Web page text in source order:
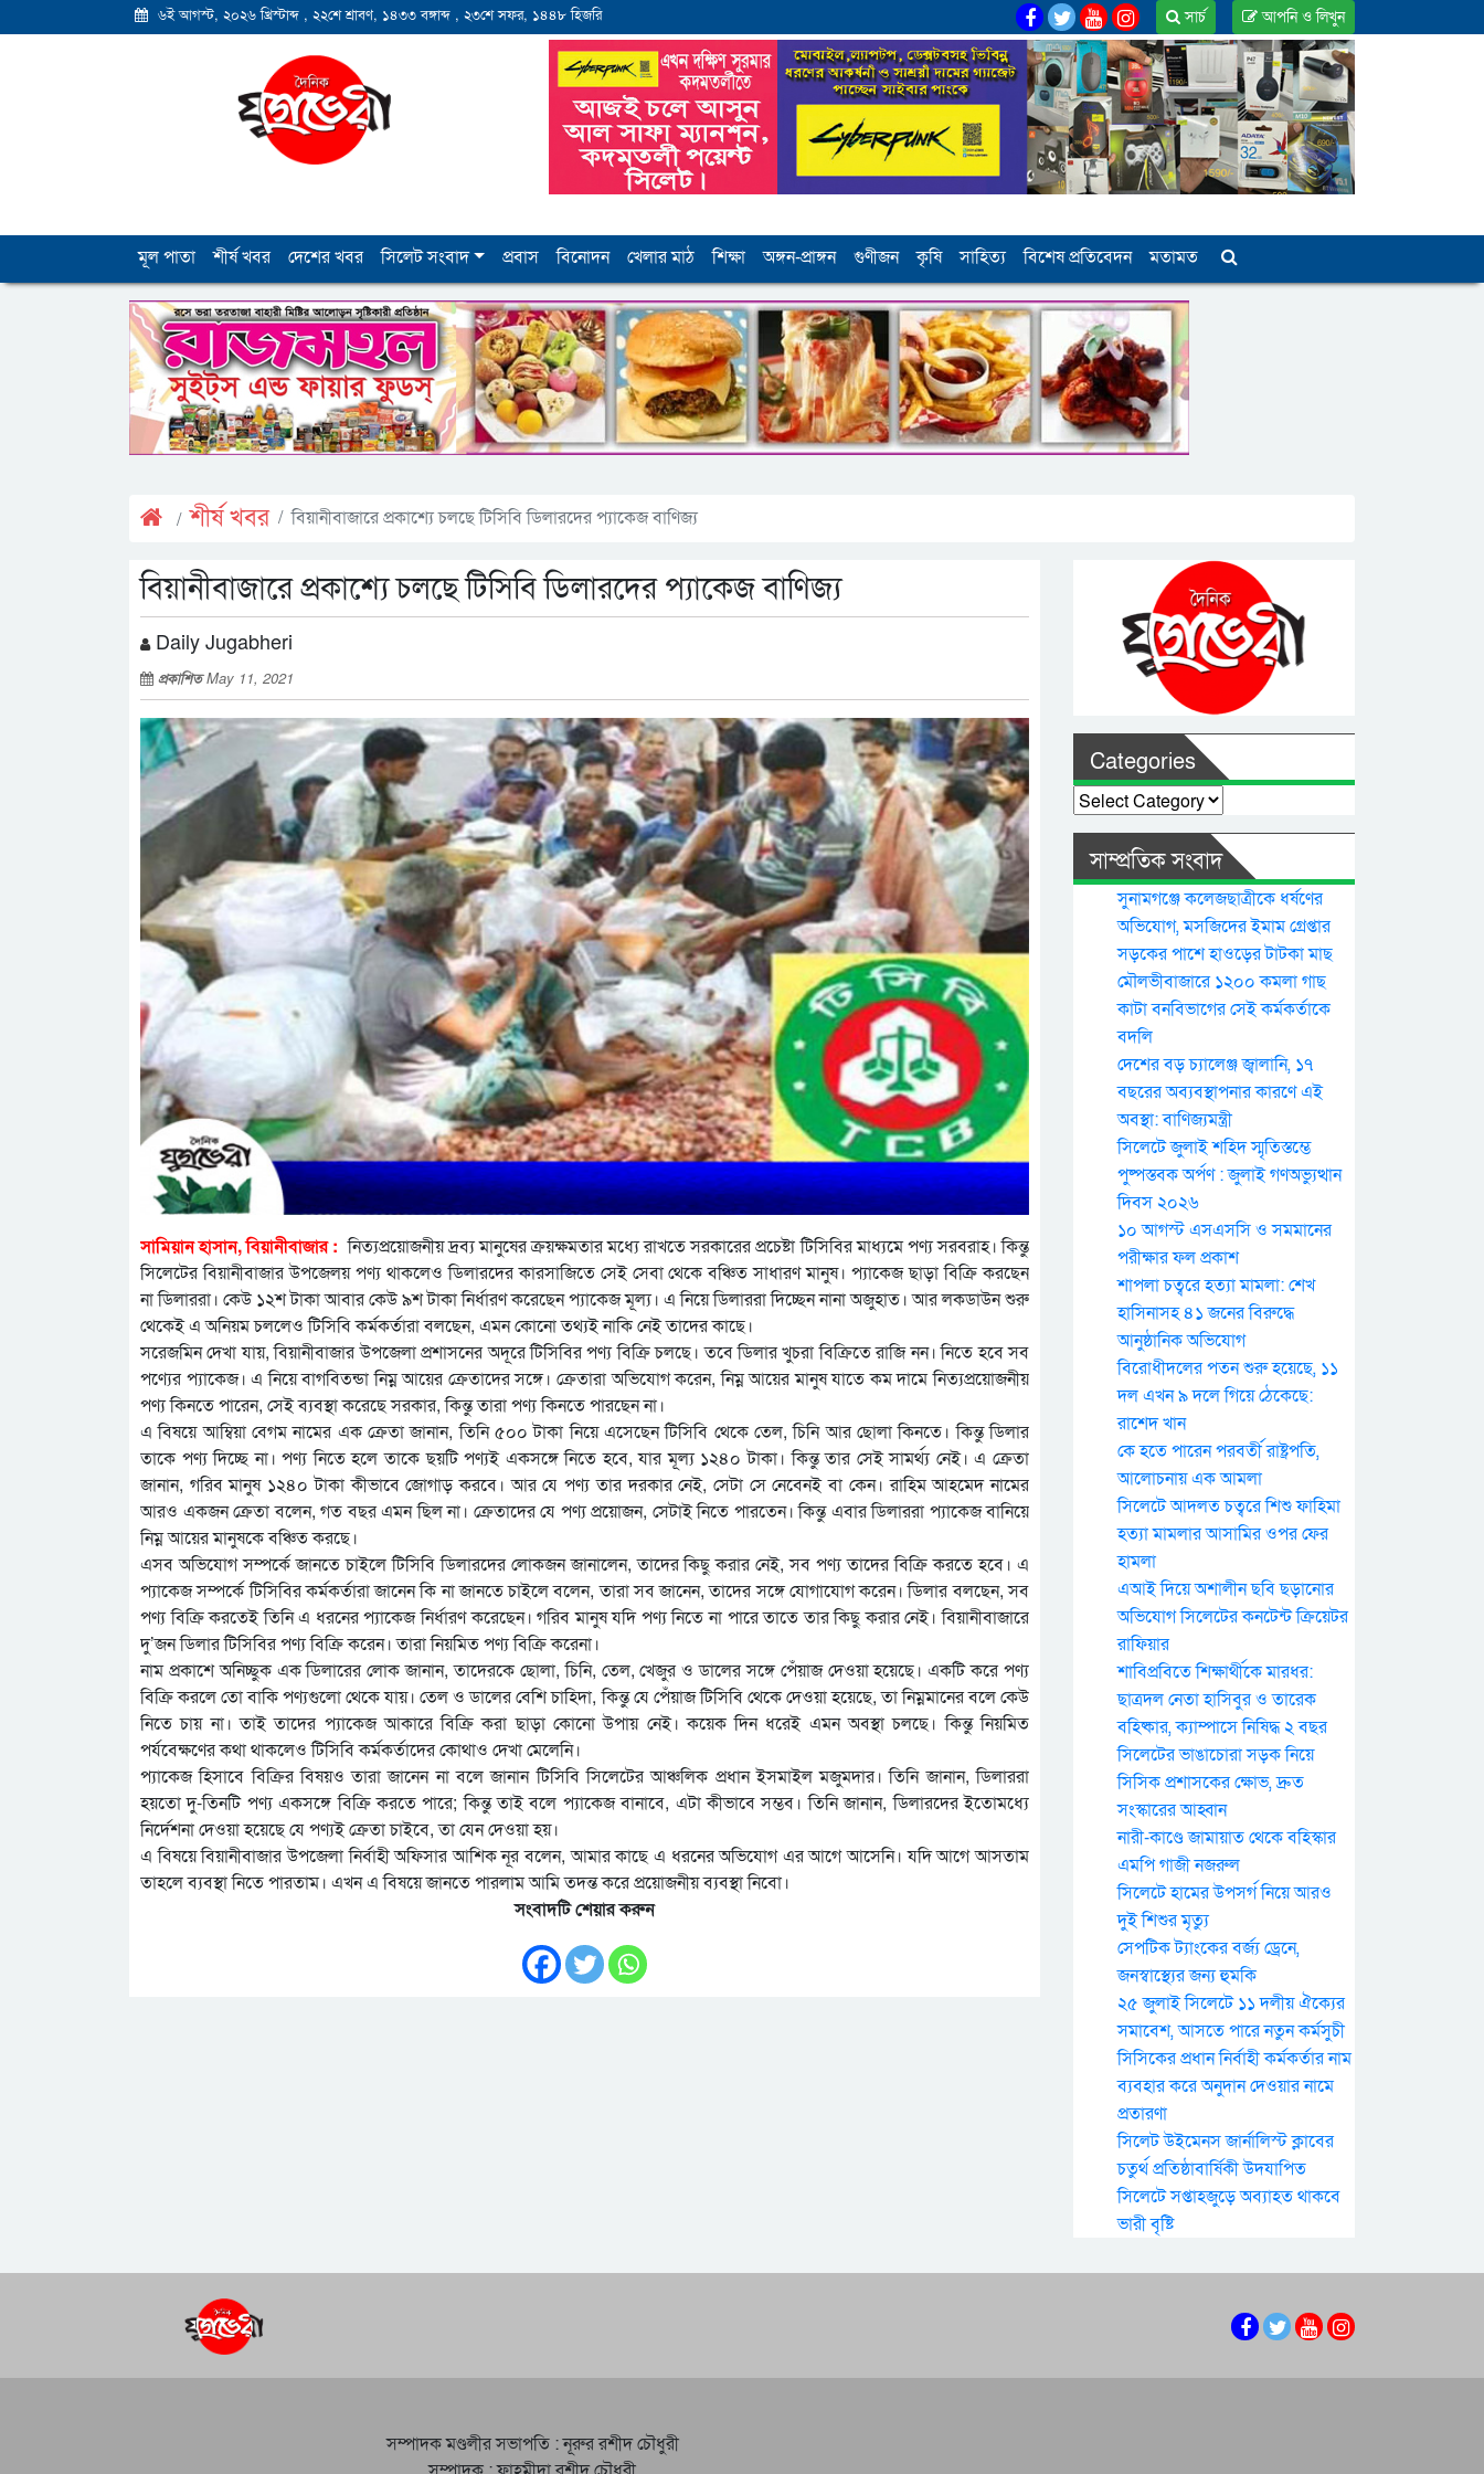
৬ই আগস্ট, ২০২৬ খ্রিস্টাব্দ , ২২শে শ্রাবণ, ১৪৩৩ বঙ্গাব্দ , ২৩শে সফর, ১৪৪৮ হিজরি আপনি ও লিখুন
সার্চ
মূল পাতা শীর্ষ খবর দেশের খবর সিলেট সংবাদ প্রবাস বিনোদন খেলার মাঠ শিক্ষা অঙ্গন-প্রাঙ্গন গুণীজন কৃষি সাহিত্য বিশেষ প্রতিবেদন মতামত
শীর্ষ খবর বিয়ানীবাজারে প্রকাশ্যে চলছে টিসিবি ডিলারদের প্যাকেজ বাণিজ্য
বিয়ানীবাজারে প্রকাশ্যে চলছে টিসিবি ডিলারদের প্যাকেজ বাণিজ্য
Daily Jugabheri
প্রকাশিতMay 11, 2021
সামিয়ান হাসান, বিয়ানীবাজার :নিত্যপ্রয়োজনীয় দ্রব্য মানুষের ক্রয়ক্ষমতার মধ্যে রাখতে সরকারের প্রচেষ্টা টিসিবির মাধ্যমে পণ্য সরবরাহ। কিন্তু
সিলেটের বিয়ানীবাজার উপজেলয় পণ্য থাকলেও ডিলারদের কারসাজিতে সেই সেবা থেকে বঞ্চিত সাধারণ মানুষ। প্যাকেজ ছাড়া বিক্রি করছেন
না ডিলাররা। কেউ ১২শ টাকা আবার কেউ ৯শ টাকা নির্ধারণ করেছেন প্যাকেজ মূল্য। এ নিয়ে ডিলাররা দিচ্ছেন নানা অজুহাত। আর লকডাউন শুরু
থেকেই এ অনিয়ম চললেও টিসিবি কর্মকর্তারা বলছেন, এমন কোনো তথ্যই নাকি নেই তাদের কাছে।
সরেজমিন দেখা যায়, বিয়ানীবাজার উপজেলা প্রশাসনের অদূরে টিসিবির পণ্য বিক্রি চলছে। তবে ডিলার খুচরা বিক্রিতে রাজি নন। নিতে হবে সব
পণ্যের প্যাকেজ। এ নিয়ে বাগবিতন্ডা নিম্ন আয়ের ক্রেতাদের সঙ্গে। ক্রেতারা অভিযোগ করেন, নিম্ন আয়ের মানুষ যাতে কম দামে নিত্যপ্রয়োজনীয়
পণ্য কিনতে পারেন, সেই ব্যবস্থা করেছে সরকার, কিন্তু তারা পণ্য কিনতে পারছেন না।
এ বিষয়ে আম্বিয়া বেগম নামের এক ক্রেতা জানান, তিনি ৫০০ টাকা নিয়ে এসেছেন টিসিবি থেকে তেল, চিনি আর ছোলা কিনতে। কিন্তু ডিলার
তাকে পণ্য দিচ্ছে না। পণ্য নিতে হলে তাকে ছয়টি পণ্যই একসঙ্গে নিতে হবে, যার মূল্য ১২৪০ টাকা। কিন্তু তার সেই সামর্থ্য নেই। এ ক্রেতা
জানান, গরিব মানুষ ১২৪০ টাকা কীভাবে জোগাড় করবে। আর যে পণ্য তার দরকার নেই, সেটা সে নেবেনই বা কেন। রাহিম আহমেদ নামের
আরও একজন ক্রেতা বলেন, গত বছর এমন ছিল না। ক্রেতাদের যে পণ্য প্রয়োজন, সেটাই নিতে পারতেন। কিন্তু এবার ডিলাররা প্যাকেজ বানিয়ে
নিম্ন আয়ের মানুষকে বঞ্চিত করছে।
এসব অভিযোগ সম্পর্কে জানতে চাইলে টিসিবি ডিলারদের লোকজন জানালেন, তাদের কিছু করার নেই, সব পণ্য তাদের বিক্রি করতে হবে। এ
প্যাকেজ সম্পর্কে টিসিবির কর্মকর্তারা জানেন কি না জানতে চাইলে বলেন, তারা সব জানেন, তাদের সঙ্গে যোগাযোগ করেন। ডিলার বলছেন, সব
পণ্য বিক্রি করতেই তিনি এ ধরনের প্যাকেজ নির্ধারণ করেছেন। গরিব মানুষ যদি পণ্য নিতে না পারে তাতে তার কিছু করার নেই। বিয়ানীবাজারে
দু’জন ডিলার টিসিবির পণ্য বিক্রি করেন। তারা নিয়মিত পণ্য বিক্রি করেনা।
নাম প্রকাশে অনিচ্ছুক এক ডিলারের লোক জানান, তাদেরকে ছোলা, চিনি, তেল, খেজুর ও ডালের সঙ্গে পেঁয়াজ দেওয়া হয়েছে। একটি করে পণ্য
বিক্রি করলে তো বাকি পণ্যগুলো থেকে যায়। তেল ও ডালের বেশি চাহিদা, কিন্তু যে পেঁয়াজ টিসিবি থেকে দেওয়া হয়েছে, তা নিম্নমানের বলে কেউ
নিতে চায় না। তাই তাদের প্যাকেজ আকারে বিক্রি করা ছাড়া কোনো উপায় নেই। কয়েক দিন ধরেই এমন অবস্থা চলছে। কিন্তু নিয়মিত
পর্যবেক্ষণের কথা থাকলেও টিসিবি কর্মকর্তাদের কোথাও দেখা মেলেনি।
প্যাকেজ হিসাবে বিক্রির বিষয়ও তারা জানেন না বলে জানান টিসিবি সিলেটের আঞ্চলিক প্রধান ইসমাইল মজুমদার। তিনি জানান, ডিলাররা
হয়তো দু-তিনটি পণ্য একসঙ্গে বিক্রি করতে পারে; কিন্তু তাই বলে প্যাকেজ বানাবে, এটা কীভাবে সম্ভব। তিনি জানান, ডিলারদের ইতোমধ্যে
নির্দেশনা দেওয়া হয়েছে যে পণ্যই ক্রেতা চাইবে, তা যেন দেওয়া হয়।
এ বিষয়ে বিয়ানীবাজার উপজেলা নির্বাহী অফিসার আশিক নূর বলেন, আমার কাছে এ ধরনের অভিযোগ এর আগে আসেনি। যদি আগে আসতাম
তাহলে ব্যবস্থা নিতে পারতাম। এখন এ বিষয়ে জানতে পারলাম আমি তদন্ত করে প্রয়োজনীয় ব্যবস্থা নিবো।
সংবাদটি শেয়ার করুন
Categories
Categories
সাম্প্রতিক সংবাদ
সুনামগঞ্জে কলেজছাত্রীকে ধর্ষণের
অভিযোগ, মসজিদের ইমাম গ্রেপ্তার
সড়কের পাশে হাওড়ের টাটকা মাছ
মৌলভীবাজারে ১২০০ কমলা গাছ
কাটা বনবিভাগের সেই কর্মকর্তাকে
বদলি
দেশের বড় চ্যালেঞ্জ জ্বালানি, ১৭
বছরের অব্যবস্থাপনার কারণে এই
অবস্থা: বাণিজ্যমন্ত্রী
সিলেটে জুলাই শহিদ স্মৃতিস্তম্ভে
পুষ্পস্তবক অর্পণ : জুলাই গণঅভ্যুত্থান
দিবস ২০২৬
১০ আগস্ট এসএসসি ও সমমানের
পরীক্ষার ফল প্রকাশ
শাপলা চত্বরে হত্যা মামলা: শেখ
হাসিনাসহ ৪১ জনের বিরুদ্ধে
আনুষ্ঠানিক অভিযোগ
বিরোধীদলের পতন শুরু হয়েছে, ১১
দল এখন ৯ দলে গিয়ে ঠেকেছে:
রাশেদ খান
কে হতে পারেন পরবর্তী রাষ্ট্রপতি,
আলোচনায় এক আমলা
সিলেটে আদলত চত্বরে শিশু ফাহিমা
হত্যা মামলার আসামির ওপর ফের
হামলা
এআই দিয়ে অশালীন ছবি ছড়ানোর
অভিযোগ সিলেটের কনটেন্ট ক্রিয়েটর
রাফিয়ার
শাবিপ্রবিতে শিক্ষার্থীকে মারধর:
ছাত্রদল নেতা হাসিবুর ও তারেক
বহিষ্কার, ক্যাম্পাসে নিষিদ্ধ ২ বছর
সিলেটের ভাঙাচোরা সড়ক নিয়ে
সিসিক প্রশাসকের ক্ষোভ, দ্রুত
সংস্কারের আহ্বান
নারী-কাণ্ডে জামায়াত থেকে বহিস্কার
এমপি গাজী নজরুল
সিলেটে হামের উপসর্গ নিয়ে আরও
দুই শিশুর মৃত্যু
সেপটিক ট্যাংকের বর্জ্য ড্রেনে,
জনস্বাস্থ্যের জন্য হুমকি
২৫ জুলাই সিলেটে ১১ দলীয় ঐক্যের
সমাবেশ, আসতে পারে নতুন কর্মসুচী
সিসিকের প্রধান নির্বাহী কর্মকর্তার নাম
ব্যবহার করে অনুদান দেওয়ার নামে
প্রতারণা
সিলেট উইমেনস জার্নালিস্ট ক্লাবের
চতুর্থ প্রতিষ্ঠাবার্ষিকী উদযাপিত
সিলেটে সপ্তাহজুড়ে অব্যাহত থাকবে
ভারী বৃষ্টি
সম্পাদক মণ্ডলীর সভাপতি : নূরুর রশীদ চৌধুরী